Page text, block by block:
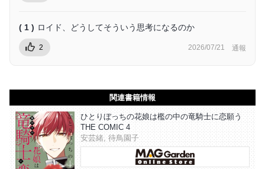
( 1 ) ロイド、どうしてそういう思考になるのか
2 2026/07/21 通報
関連書籍情報
ひとりぼっちの花娘は檻の中の竜騎士に恋願う
THE COMIC 4
安芸緒, 待鳥園子